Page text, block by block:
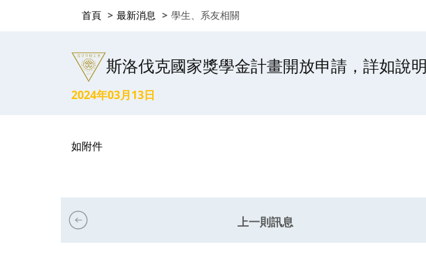
首頁 最新消息 學生、系友相關
斯洛伐克國家獎學金計畫開放申請，詳如說明
2024年03月13日
如附件
上一則訊息